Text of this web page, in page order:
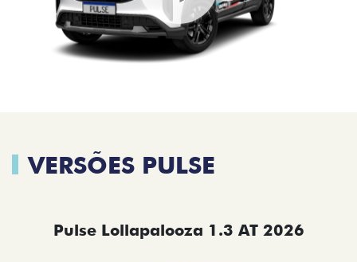
VERSÕES PULSE
Pulse Lollapalooza 1.3 AT 2026